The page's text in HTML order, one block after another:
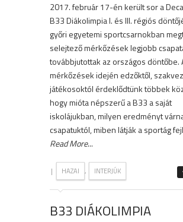
2017. február 17-én került sor a
B33 Diákolimpia I. és III. régiós
győri egyetemi sportcsarnokban
selejtező mérkőzések legjobb
továbbjutottak az országos döntőbe.
mérkőzések idején edzőktől,
játékosoktól érdeklődtünk többek
hogy mióta népszerű a B33 a saját
iskolájukban, milyen eredményt
csapatuktól, miben látják a sportág
Read More...
| HAZAI , INTERJÚK
B33 DIÁKOLIMPIA